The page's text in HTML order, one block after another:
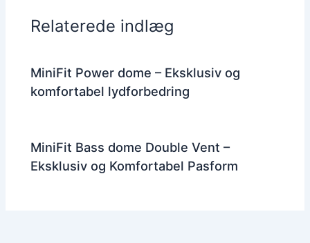
Relaterede indlæg
MiniFit Power dome – Eksklusiv og
komfortabel lydforbedring
MiniFit Bass dome Double Vent –
Eksklusiv og Komfortabel Pasform